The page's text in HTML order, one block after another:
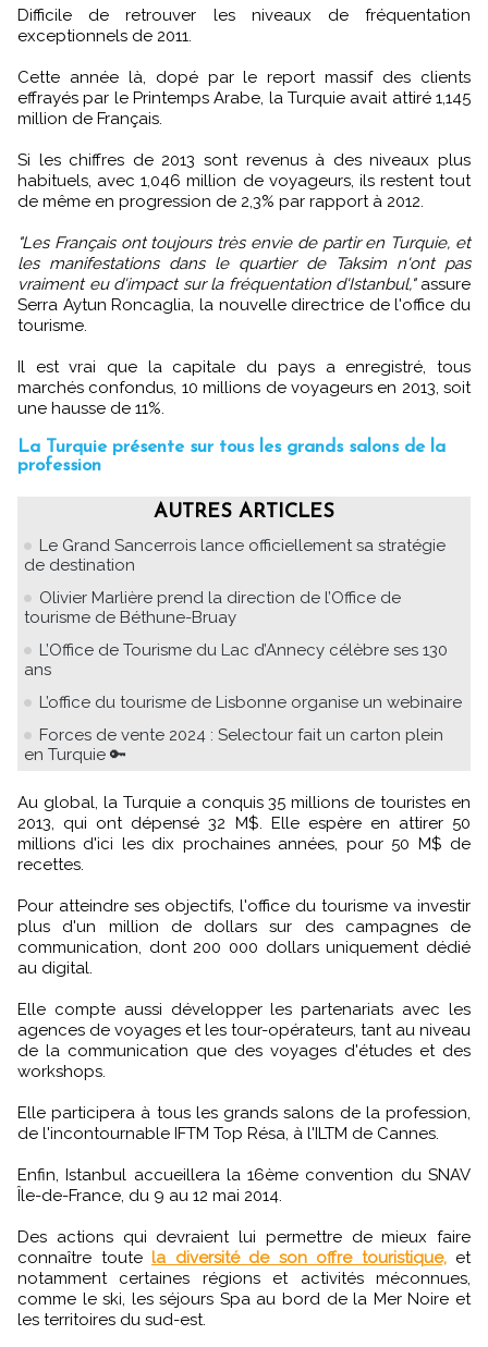
Difficile de retrouver les niveaux de fréquentation
exceptionnels de 2011.
Cette année là, dopé par le report massif des clients
effrayés par le Printemps Arabe, la Turquie avait attiré 1,145
million de Français.
Si les chiffres de 2013 sont revenus à des niveaux plus
habituels, avec 1,046 million de voyageurs, ils restent tout
de même en progression de 2,3% par rapport à 2012.
"Les Français ont toujours très envie de partir en Turquie, et
les manifestations dans le quartier de Taksim n'ont pas
vraiment eu d'impact sur la fréquentation d'Istanbul,"assure
Serra Aytun Roncaglia, la nouvelle directrice de l'office du
tourisme.
Il est vrai que la capitale du pays a enregistré, tous
marchés confondus, 10 millions de voyageurs en 2013, soit
une hausse de 11%.
La Turquie présente sur tous les grands salons de la
profession
AUTRES ARTICLES
Le Grand Sancerrois lance officiellement sa stratégie
de destination
Olivier Marlière prend la direction de l’Office de
tourisme de Béthune-Bruay
L’Office de Tourisme du Lac d’Annecy célèbre ses 130
ans
L’office du tourisme de Lisbonne organise un webinaire
Forces de vente 2024 : Selectour fait un carton plein
en Turquie 🔑
Au global, la Turquie a conquis 35 millions de touristes en
2013, qui ont dépensé 32 M$. Elle espère en attirer 50
millions d'ici les dix prochaines années, pour 50 M$ de
recettes.
Pour atteindre ses objectifs, l'office du tourisme va investir
plus d'un million de dollars sur des campagnes de
communication, dont 200 000 dollars uniquement dédié
au digital.
Elle compte aussi développer les partenariats avec les
agences de voyages et les tour-opérateurs, tant au niveau
de la communication que des voyages d'études et des
workshops.
Elle participera à tous les grands salons de la profession,
de l'incontournable IFTM Top Résa, à l'ILTM de Cannes.
Enfin, Istanbul accueillera la 16ème convention du SNAV
Île-de-France, du 9 au 12 mai 2014.
Des actions qui devraient lui permettre de mieux faire
connaître toute la diversité de son offre touristique,et
notamment certaines régions et activités méconnues,
comme le ski, les séjours Spa au bord de la Mer Noire et
les territoires du sud-est.